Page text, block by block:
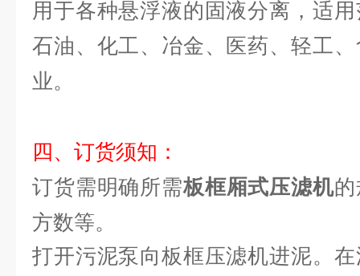
用于各种悬浮液的固液分离，适
石油、化工、冶金、医药、轻工
业。
四、订货须知：
订货需明确所需板框厢式压滤机
方数等。
打开污泥泵向板框压滤机进泥。